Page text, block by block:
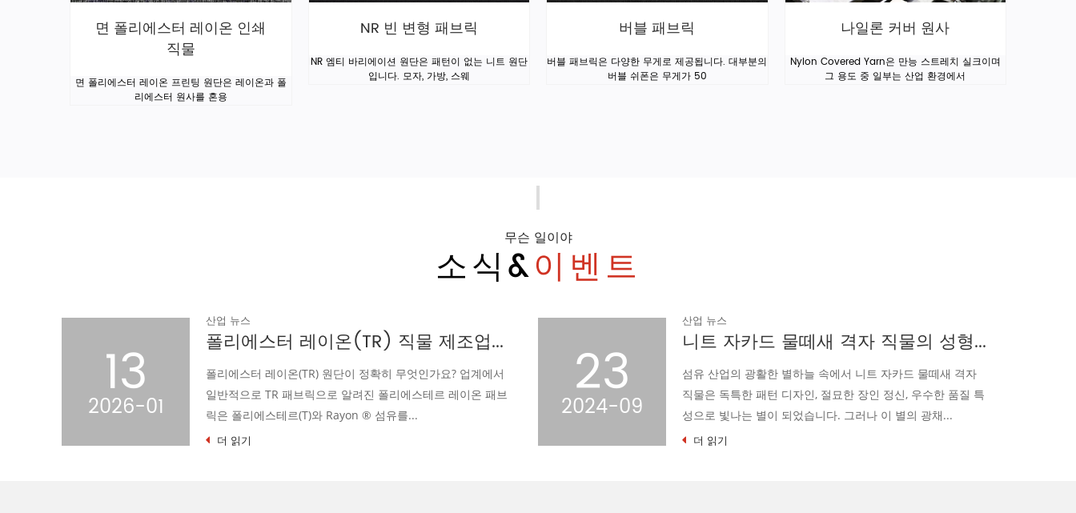
면 폴리에스터 레이온 인쇄
직물
면 폴리에스터 레이온 프린팅 원단은 레이온과 폴
리에스터 원사를 혼용
NR 빈 변형 패브릭
NR 엠티 바리에이션 원단은 패턴이 없는 니트 원단
입니다. 모자, 가방, 스웨
버블 패브릭
버블 패브릭은 다양한 무게로 제공됩니다. 대부분의
버블 쉬폰은 무게가 50
나일론 커버 원사
Nylon Covered Yarn은 만능 스트레치 실크이며
그 용도 중 일부는 산업 환경에서
무슨 일이야
소식&이벤트
23
2024-09
산업 뉴스
섬유 산업의 광활한 별하늘 속에서 니트 자카드 물떼새 격자
직물은 독특한 패턴 디자인, 절묘한 장인 정신, 우수한 품질 특
성으로 빛나는 별이 되었습니다. 그러나 이 별의 광채...
더 읽기
19
2024-09
산업 뉴스
섬유 산업의 광활한 별이 빛나는 하늘에서 RT 니트 메쉬 원단
은 독특한 직조 기술과 뛰어난 성능으로 다양한 분야에서 없어
서는 안될 고품질 소재가 되었습니다. 이름에서 알...
더 읽기